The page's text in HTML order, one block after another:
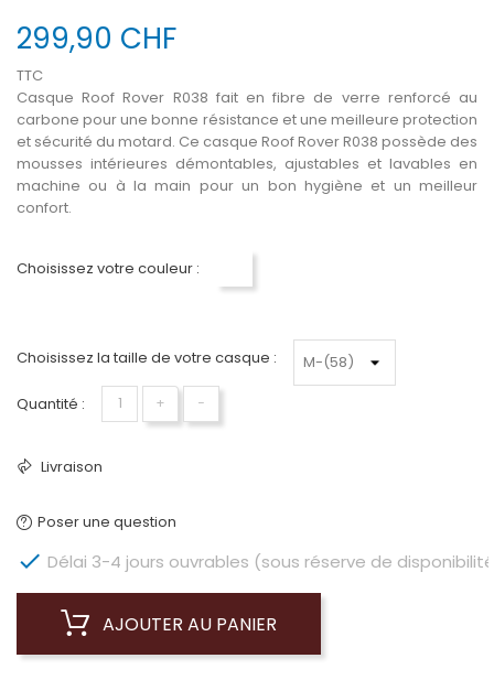
299,90 CHF
TTC
Casque Roof Rover R038 fait en fibre de verre renforcé au
carbone pour une bonne résistance et une meilleure protection
et sécurité du motard. Ce casque Roof Rover R038 possède des
mousses intérieures démontables, ajustables et lavables en
machine ou à la main pour un bon hygiène et un meilleur
confort.
Choisissez votre couleur :
Choisissez la taille de votre casque :
Quantité : + −
Livraison
Poser une question
 Délai 3-4 jours ouvrables (sous réserve de
AJOUTER AU PANIER